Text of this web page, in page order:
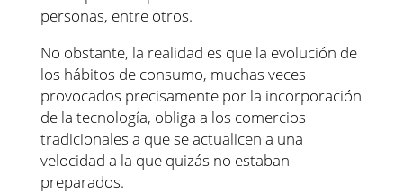
personas, entre otros.
No obstante, la realidad es que la evolución de
los hábitos de consumo, muchas veces
provocados precisamente por la incorporación
de la tecnología, obliga a los comercios
tradicionales a que se actualicen a una
velocidad a la que quizás no estaban
preparados.